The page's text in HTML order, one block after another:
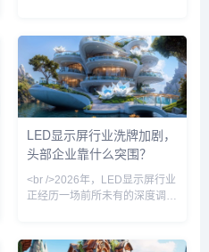
巨量转移环节实现了良率跃升，
将像素间距从P0.9进一步压缩至
P0.3以下。这不再是单纯的参数
竞赛，而是半导体工艺与显示工
程的深度耦合。行业内部人士透
露，采用激光剥离与新型印章转
移技术的产线，已能完成单批次
数十万颗芯片的高效键合，缺陷
破直接
LED显示屏行业洗牌加剧，
头部企业靠什么突围？
<br />2026年，LED显示屏行业
正经历一场前所未有的深度调
酷的优胜劣汰。随着市场需求增